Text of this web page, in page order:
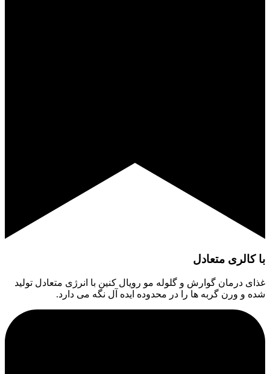
با کالری متعادل
غذای درمان گوارش و گلوله مو رویال کنین با انرژی متعادل تولید
شده و ورن گربه ها را در محدوده ایده آل نگه می دارد.